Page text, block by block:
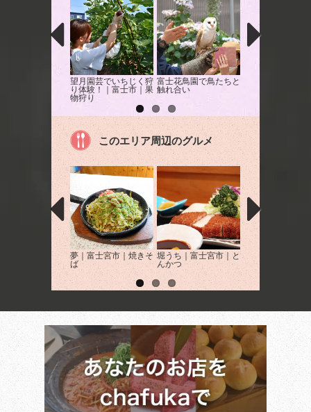
望月園芸でいちじく狩
り体験！｜富士市｜果
物狩り
富士花鳥園で鳥たちと
触れ合い
このエリア周辺のグルメ
夢｜富士宮市｜焼きそ
ば
堀うち｜富士宮市｜と
んかつ
板焼き じねん坊
士宮市｜お好み